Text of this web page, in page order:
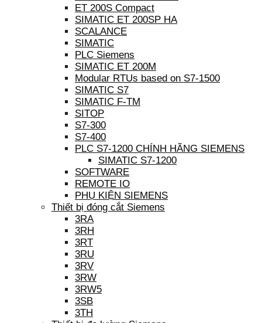
ET 200S Compact
SIMATIC ET 200SP HA
SCALANCE
SIMATIC
PLC Siemens
SIMATIC ET 200M
Modular RTUs based on S7-1500
SIMATIC S7
SIMATIC F-TM
SITOP
S7-300
S7-400
PLC S7-1200 CHÍNH HÃNG SIEMENS
SIMATIC S7-1200
SOFTWARE
REMOTE IO
PHỤ KIỆN SIEMENS
Thiết bị đóng cắt Siemens
3RA
3RH
3RT
3RU
3RV
3RW
3RW5
3SB
3TH